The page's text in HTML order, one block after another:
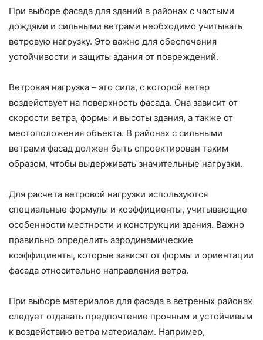
При выборе фасада для зданий в районах с частыми
дождями и сильными ветрами необходимо учитывать
ветровую нагрузку. Это важно для обеспечения
устойчивости и защиты здания от повреждений.
Ветровая нагрузка – это сила, с которой ветер
воздействует на поверхность фасада. Она зависит от
скорости ветра, формы и высоты здания, а также от
местоположения объекта. В районах с сильными
ветрами фасад должен быть спроектирован таким
образом, чтобы выдерживать значительные нагрузки.
Для расчета ветровой нагрузки используются
специальные формулы и коэффициенты, учитывающие
особенности местности и конструкции здания. Важно
правильно определить аэродинамические
коэффициенты, которые зависят от формы и ориентации
фасада относительно направления ветра.
При выборе материалов для фасада в ветреных районах
следует отдавать предпочтение прочным и устойчивым
к воздействию ветра материалам. Например,